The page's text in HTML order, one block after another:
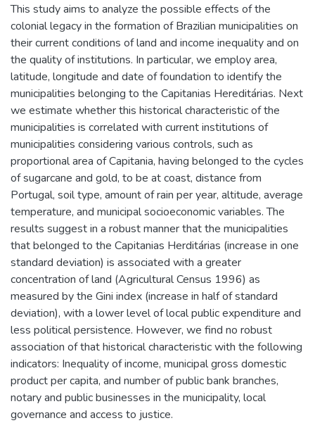
This study aims to analyze the possible effects of the
colonial legacy in the formation of Brazilian municipalities on
their current conditions of land and income inequality and on
the quality of institutions. In particular, we employ area,
latitude, longitude and date of foundation to identify the
municipalities belonging to the Capitanias Hereditárias. Next
we estimate whether this historical characteristic of the
municipalities is correlated with current institutions of
municipalities considering various controls, such as
proportional area of Capitania, having belonged to the cycles
of sugarcane and gold, to be at coast, distance from
Portugal, soil type, amount of rain per year, altitude, average
temperature, and municipal socioeconomic variables. The
results suggest in a robust manner that the municipalities
that belonged to the Capitanias Herditárias (increase in one
standard deviation) is associated with a greater
concentration of land (Agricultural Census 1996) as
measured by the Gini index (increase in half of standard
deviation), with a lower level of local public expenditure and
less political persistence. However, we find no robust
association of that historical characteristic with the following
indicators: Inequality of income, municipal gross domestic
product per capita, and number of public bank branches,
notary and public businesses in the municipality, local
governance and access to justice.